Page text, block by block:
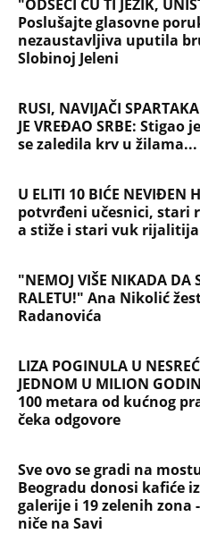
"ODSEĆI ĆU TI JEZIK,
Poslušajte glasovne
nezaustavljiva uputila
Slobinoj Jeleni
RUSI, NAVIJAČI
JE VREĐAO SRBE:
se zaledila krv u žilama...
U ELITI 10 BIĆE NEVIĐEN
potvrđeni učesnici, stari
a stiže i stari vuk rijalitija
"NEMOJ VIŠE NIKADA DA
RALETU!" Ana Nikolić
Radanovića
LIZA POGINULA U
JEDNOM U MILION
100 metara od kućnog
čeka odgovore
Sve ovo se gradi na
Beogradu donosi kafiće
galerije i 19 zelenih zona
niče na Savi